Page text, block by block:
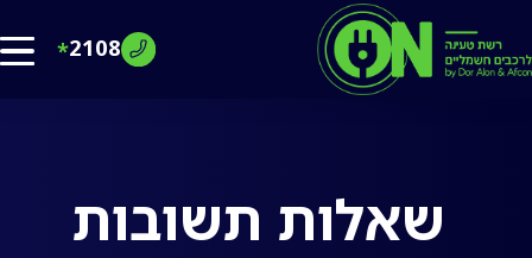
2108
*
שאלות תשובות